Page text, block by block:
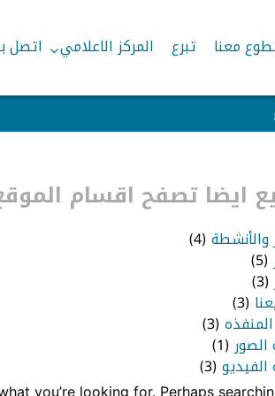
معنا تبرع المركز الاعلامي اتصل
ايضا تصفح اقسام
والأنشطة (4)
(5)
(3)
(3)
المنفذه (3)
الصور (1)
(3)